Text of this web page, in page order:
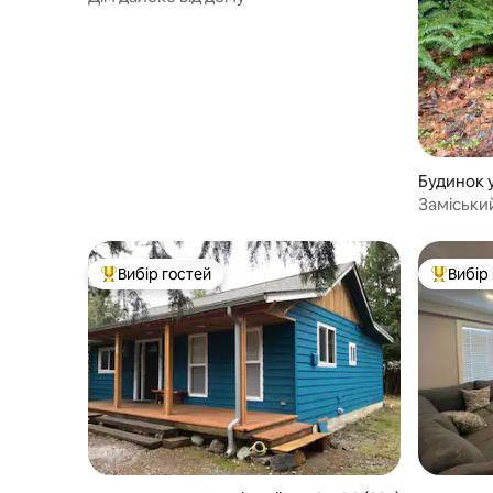
Будинок
Топ вибір гостей
Вибір гостей Топ